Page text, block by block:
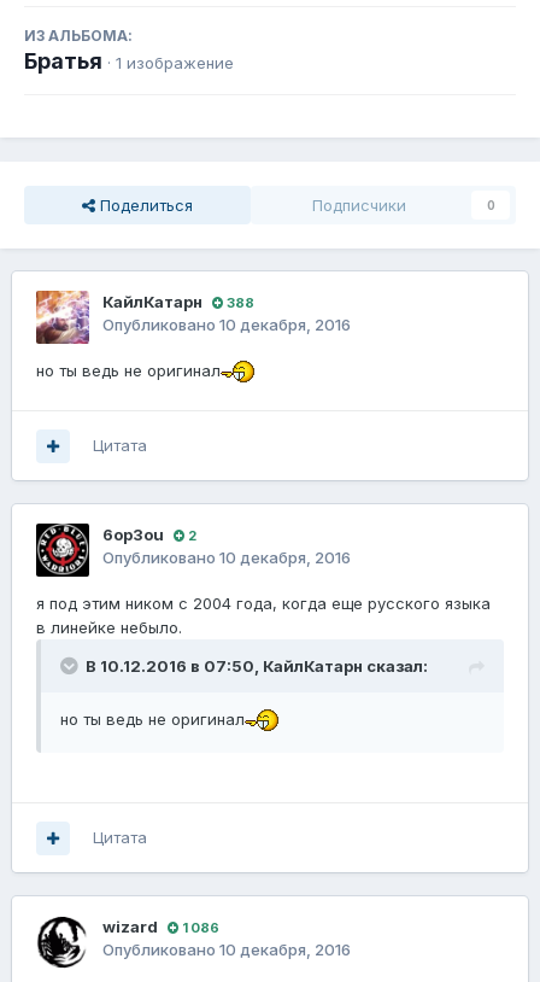
ИЗ АЛЬБОМА:
Братья · 1 изображение
Поделиться Подписчики 0
КайлКатарн 388
Опубликовано 10 декабря, 2016
но ты ведь не оригинал
Цитата
6op3ou 2
Опубликовано 10 декабря, 2016
я под этим ником с 2004 года, когда еще русского языка
в линейке небыло.
В 10.12.2016 в 07:50, КайлКатарн сказал:
но ты ведь не оригинал
Цитата
wizard 1 086
Опубликовано 10 декабря, 2016